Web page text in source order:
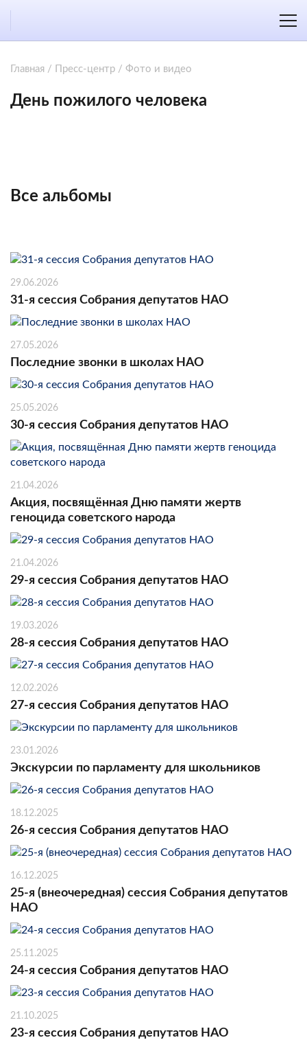
Главная / Пресс-центр / Фото и видео
День пожилого человека
Все альбомы
29.06.2026
31-я сессия Собрания депутатов НАО
27.05.2026
Последние звонки в школах НАО
25.05.2026
30-я сессия Собрания депутатов НАО
21.04.2026
Акция, посвящённая Дню памяти жертв
геноцида советского народа
21.04.2026
29-я сессия Собрания депутатов НАО
19.03.2026
28-я сессия Собрания депутатов НАО
12.02.2026
27-я сессия Собрания депутатов НАО
23.01.2026
Экскурсии по парламенту для школьников
18.12.2025
26-я сессия Собрания депутатов НАО
16.12.2025
25-я (внеочередная) сессия Собрания депутатов
НАО
25.11.2025
24-я сессия Собрания депутатов НАО
21.10.2025
23-я сессия Собрания депутатов НАО